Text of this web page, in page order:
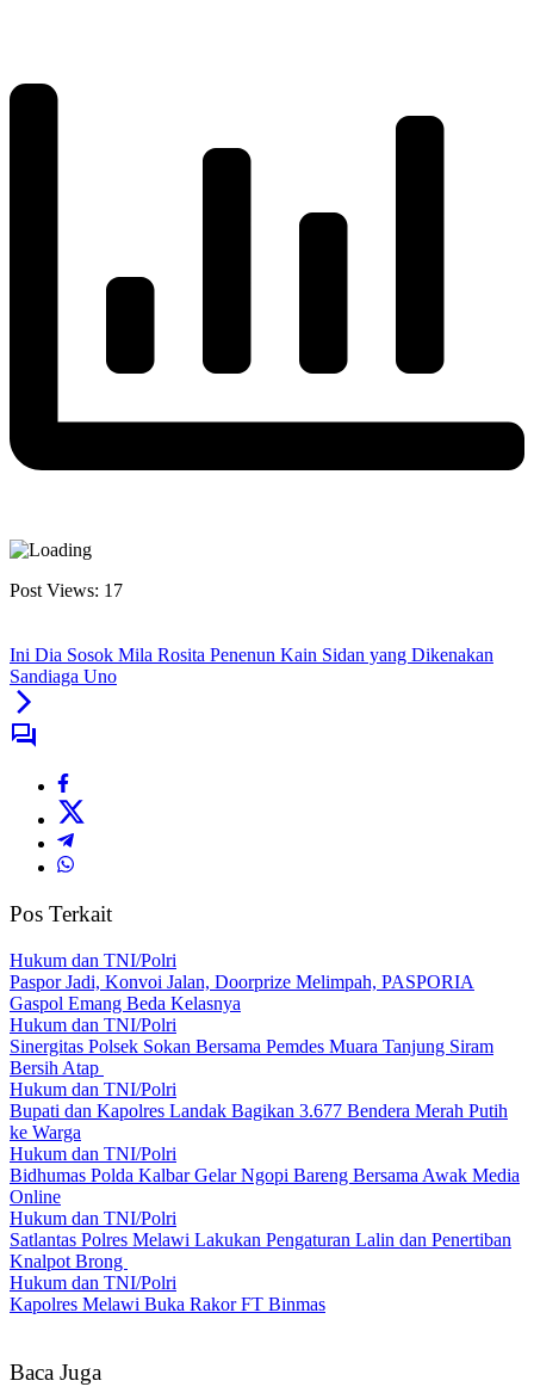
Post Views: 17
Ini Dia Sosok Mila Rosita Penenun Kain Sidan yang Dikenakan
Sandiaga Uno
Pos Terkait
Hukum dan TNI/Polri
Paspor Jadi, Konvoi Jalan, Doorprize Melimpah, PASPORIA
Gaspol Emang Beda Kelasnya
Hukum dan TNI/Polri
Sinergitas Polsek Sokan Bersama Pemdes Muara Tanjung Siram
Bersih Atap
Hukum dan TNI/Polri
Bupati dan Kapolres Landak Bagikan 3.677 Bendera Merah Putih
ke Warga
Hukum dan TNI/Polri
Bidhumas Polda Kalbar Gelar Ngopi Bareng Bersama Awak Media
Online
Hukum dan TNI/Polri
Satlantas Polres Melawi Lakukan Pengaturan Lalin dan Penertiban
Knalpot Brong
Hukum dan TNI/Polri
Kapolres Melawi Buka Rakor FT Binmas
Baca Juga